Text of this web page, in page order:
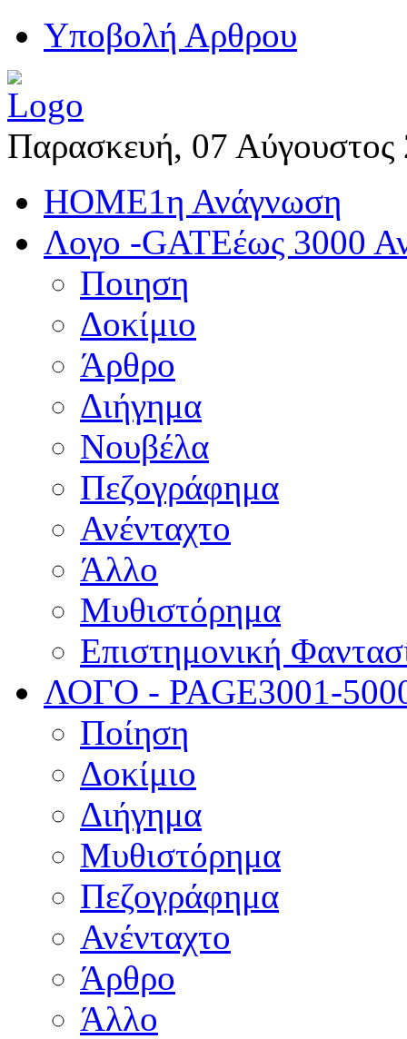
Yποβολή Αρθρου
Παρασκευή, 07 Αύγουστος
HOME1η Ανάγνωση
Λογο -GATEέως 3000
Ποιηση
Δοκίμιο
Άρθρο
Διήγημα
Νουβέλα
Πεζογράφημα
Ανένταχτο
Άλλο
Μυθιστόρημα
Επιστημονική
ΛΟΓΟ - PAGE3001-
Ποίηση
Δοκίμιο
Διήγημα
Μυθιστόρημα
Πεζογράφημα
Ανένταχτο
Άρθρο
Άλλο